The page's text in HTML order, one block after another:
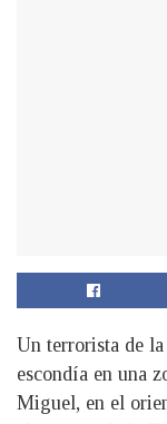
Un terrorista de
escondía en una
Miguel, en el